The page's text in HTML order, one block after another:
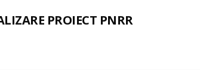
PROIECT PNRR